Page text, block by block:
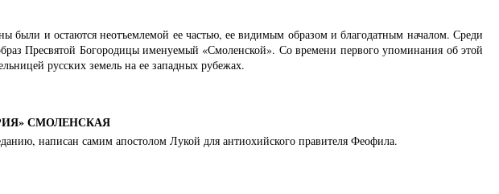
были и остаются неотъемлемой ее частью, ее видимым образом и благодатным началом. Среди
Пресвятой Богородицы именуемый «Смоленской». Со времени первого упоминания об этой
русских земель на ее западных рубежах.
СМОЛЕНСКАЯ
написан самим апостолом Лукой для антиохийского правителя Феофила.